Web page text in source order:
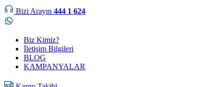
Bizi Arayın 444 1 624
Biz Kimiz?
İletişim Bilgileri
BLOG
KAMPANYALAR